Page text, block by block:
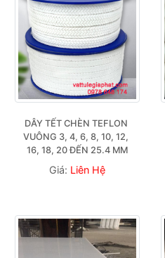
DÂY TẾT CHÈN TEFLON
VUÔNG 3, 4, 6, 8, 10, 12,
16, 18, 20 ĐẾN 25.4 MM
Giá: Liên Hệ